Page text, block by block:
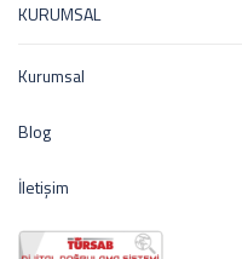
KURUMSAL
Kurumsal
Blog
İletişim